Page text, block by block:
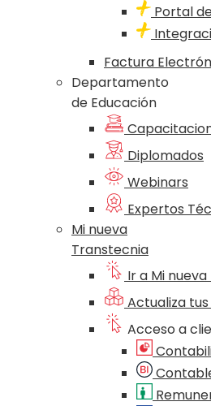
Portal
Factura
Departamento
de Educación
Diplomados
Webinars
Expertos
Mi nueva
Transtecnia
Ir a Mi
Actualiza
Acceso a